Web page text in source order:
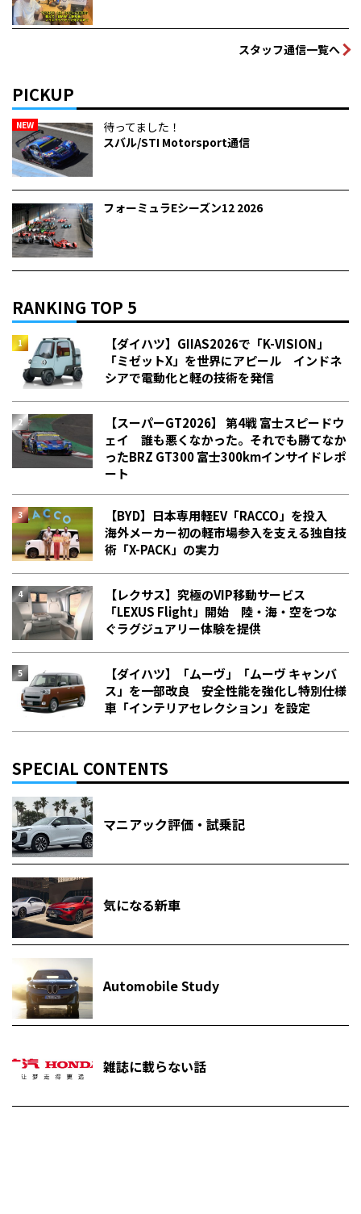
スタッフ通信一覧へ
PICKUP
NEW
待ってました！
スバル/STI Motorsport通信
フォーミュラEシーズン12 2026
RANKING TOP 5
【ダイハツ】GIIAS2026で「K-VISION」
「ミゼットX」を世界にアピール インドネ
シアで電動化と軽の技術を発信
【スーパーGT2026】 第4戦 富士スピードウ
ェイ 誰も悪くなかった。それでも勝てなか
った――BRZ GT300 富士300kmインサイドレポ
ート
【BYD】日本専用軽EV「RACCO」を投入
海外メーカー初の軽市場参入を支える独自技
術「X-PACK」の実力
【レクサス】究極のVIP移動サービス
「LEXUS Flight」開始 陸・海・空をつな
ぐラグジュアリー体験を提供
【ダイハツ】「ムーヴ」「ムーヴ キャンバ
ス」を一部改良 安全性能を強化し特別仕様
車「インテリアセレクション」を設定
SPECIAL CONTENTS
マニアック評価・試乗記
気になる新車
Automobile Study
雑誌に載らない話